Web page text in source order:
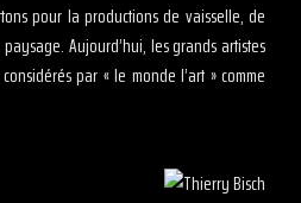
pour la productions de vaisselle, de
Aujourd’hui, les grands artistes
par « le monde l’art » comme